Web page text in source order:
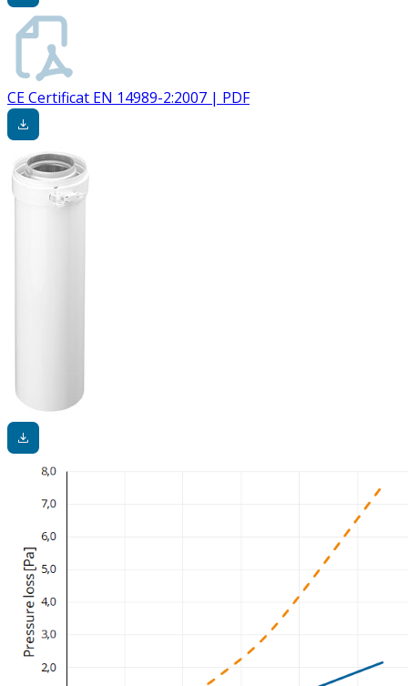
CE Certificat EN 14989-2:2007 | PDF